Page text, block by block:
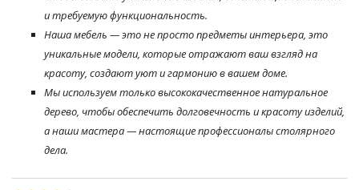
и требуемую функциональность.
Наша мебель — это не просто предметы интерьера, это
уникальные модели, которые отражают ваш взгляд на
красоту, создают уют и гармонию в вашем доме.
Мы используем только высококачественное натуральное
дерево, чтобы обеспечить долговечность и красоту изделий,
а наши мастера — настоящие профессионалы столярного
дела.